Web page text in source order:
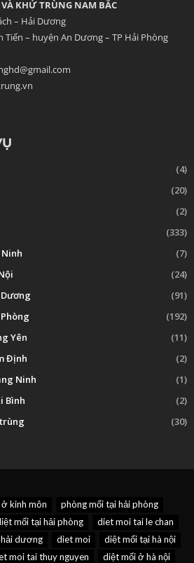
KHỬ TRÙNG NAM BẮC
– Hải Dương
Tiến – huyện An Dương – TP Hải Phòng
(4)
(20)
(2)
(333)
(7)
(24)
(91)
(192)
Yên
(11)
Định
(2)
Ninh
(1)
Bình
(2)
(30)
kinh môn
phòng mối tại hải phòng
mối tại hải phòng
diet moi tai le chan
dương diet moi
diệt mối tại hà nội
moi tai thuy nguyen
diệt mối ở hà nội